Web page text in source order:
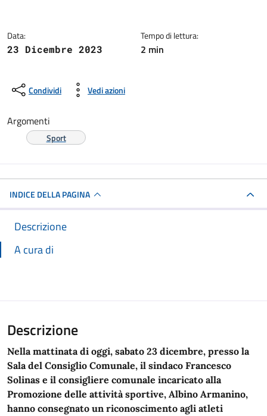
Data:
23 Dicembre 2023
Tempo di lettura:
2 min
Condividi Vedi azioni
Argomenti
Sport
INDICE DELLA PAGINA
Descrizione
A cura di
Descrizione
Nella mattinata di oggi, sabato 23 dicembre, presso la
Sala del Consiglio Comunale, il sindaco Francesco
Solinas e il consigliere comunale incaricato alla
Promozione delle attività sportive, Albino Armanino,
hanno consegnato un riconoscimento agli atleti